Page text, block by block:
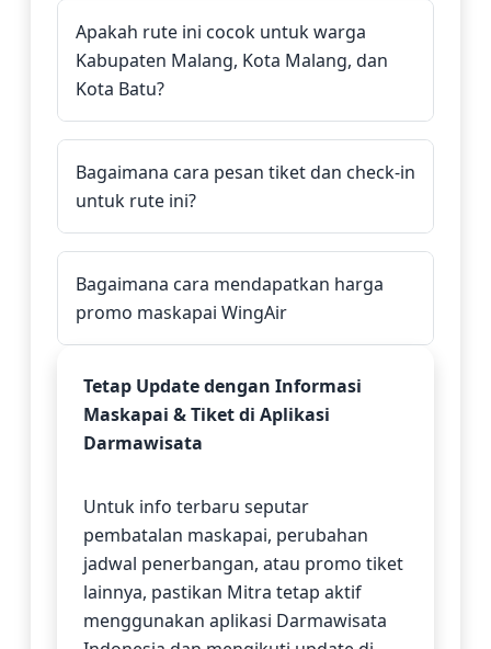
Apakah rute ini cocok untuk warga
Kabupaten Malang, Kota Malang, dan
Kota Batu?
Bagaimana cara pesan tiket dan check-in
untuk rute ini?
Bagaimana cara mendapatkan harga
promo maskapai WingAir
Tetap Update dengan Informasi
Maskapai & Tiket di Aplikasi
Darmawisata
Untuk info terbaru seputar
pembatalan maskapai, perubahan
jadwal penerbangan, atau promo tiket
lainnya, pastikan Mitra tetap aktif
menggunakan aplikasi Darmawisata